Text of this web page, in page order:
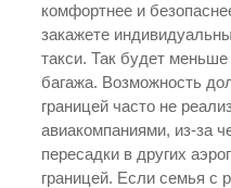
комфортнее и
закажете
такси. Так будет
багажа. Возможность
границей часто не
авиакомпаниями, из-за
пересадки в других
границей. Если семья с